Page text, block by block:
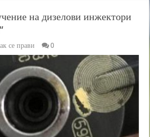
на дизелови инжектори
се прави 0